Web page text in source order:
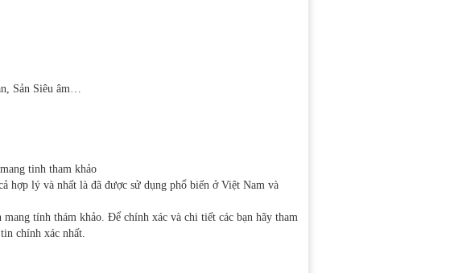
Sản Siêu âm…
tinh tham khảo
hợp lý và nhất là đã được sử dụng phổ biến ở Việt Nam và
tính thám khảo. Để chính xác và chi tiết các bạn hãy tham
chính xác nhất.